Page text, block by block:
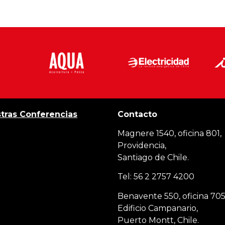
Conferencias Contacto
Magnere 1540, oficina 801,
Providencia,
Santiago de Chile.
Tel: 56 2 2757 4200
Benavente 550, oficina
Edificio Campanario,
Puerto Montt, Chile.